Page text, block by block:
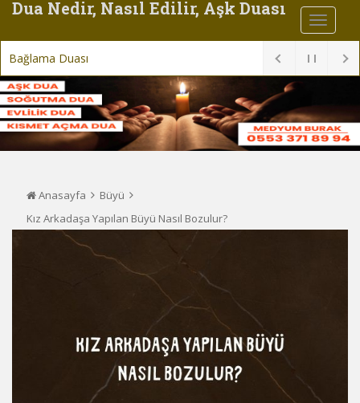
Dua Nedir, Nasıl Edilir, Aşk Duası
Eşe Yapılan B
Anasayfa
Büyü
Kız Arkadaşa Yapılan Büyü Nasıl Bozulur?